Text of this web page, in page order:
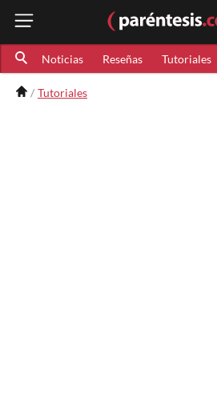
Noticias Reseñas Tutoriales
Tutoriales